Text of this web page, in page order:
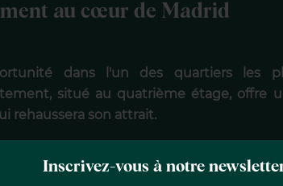
Inscrivez-vous à notre
au cœur de Madrid
dans l'un des quartiers les
situé au quatrième étage, offre
rehaussera son attrait.
dans le centre de Madrid, entouré
desservi par les transports en commun.